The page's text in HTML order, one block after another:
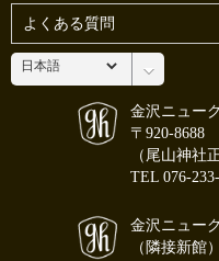
よくある質問
金沢ニュー
〒920-8688
（尾山神社
TEL 076-
金沢ニュー
（隣接新館）